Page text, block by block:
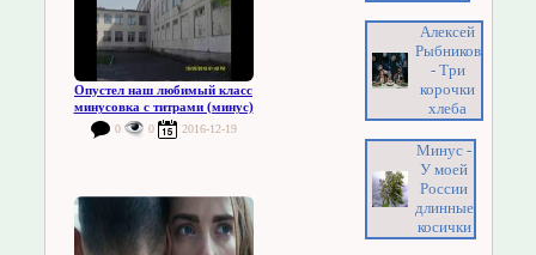
Опустел наш любимый класс
минусовка с титрами (минус)
0 0 2016-12-19
Алексей
Рыбников
- Три
корочки
хлеба
Минус -
У моей
России
длинные
косички